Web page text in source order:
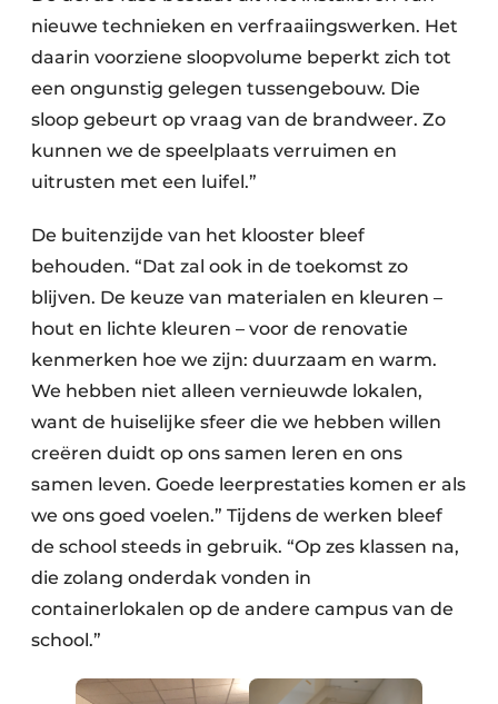
nieuwe technieken en verfraaiingswerken. Het
daarin voorziene sloopvolume beperkt zich tot
een ongunstig gelegen tussengebouw. Die
sloop gebeurt op vraag van de brandweer. Zo
kunnen we de speelplaats verruimen en
uitrusten met een luifel.”
De buitenzijde van het klooster bleef
behouden. “Dat zal ook in de toekomst zo
blijven. De keuze van materialen en kleuren –
hout en lichte kleuren – voor de renovatie
kenmerken hoe we zijn: duurzaam en warm.
We hebben niet alleen vernieuwde lokalen,
want de huiselijke sfeer die we hebben willen
creëren duidt op ons samen leren en ons
samen leven. Goede leerprestaties komen er als
we ons goed voelen.” Tijdens de werken bleef
de school steeds in gebruik. “Op zes klassen na,
die zolang onderdak vonden in
containerlokalen op de andere campus van de
school.”